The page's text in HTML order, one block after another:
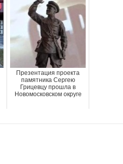
Презентация проекта
памятника Сергею
Грицевцу прошла в
Новомосковском округе